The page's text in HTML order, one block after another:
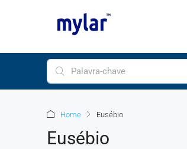
Home Eusébio
Eusébio